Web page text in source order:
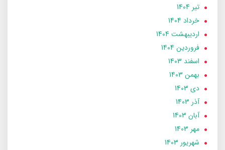
تير 1404
خرداد 1404
ارديبهشت 1404
فروردین 1404
اسفند 1403
بهمن 1403
دی 1403
آذر 1403
آبان 1403
مهر 1403
شهریور 1403